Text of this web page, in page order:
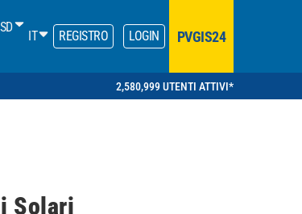
IT REGISTRO LOGIN PVGIS24
2,580,999 UTENTI ATTIVI*
Solari